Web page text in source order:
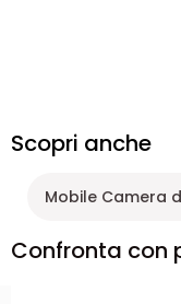
Scopri anche
Mobile Camera
Confronta con